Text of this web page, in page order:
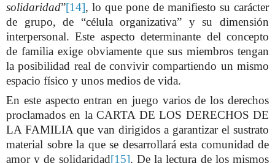
solidaridad”[14], lo que pone de manifiesto su carácter
de grupo, de “célula organizativa” y su dimensión
interpersonal. Este aspecto determinante del concepto
de familia exige obviamente que sus miembros tengan
la posibilidad real de convivir compartiendo un mismo
espacio físico y unos medios de vida.
En este aspecto entran en juego varios de los derechos
proclamados en la CARTA DE LOS DERECHOS DE
LA FAMILIA que van dirigidos a garantizar el sustrato
material sobre la que se desarrollará esta comunidad de
amor y de solidaridad[15]. De la lectura de los mismos